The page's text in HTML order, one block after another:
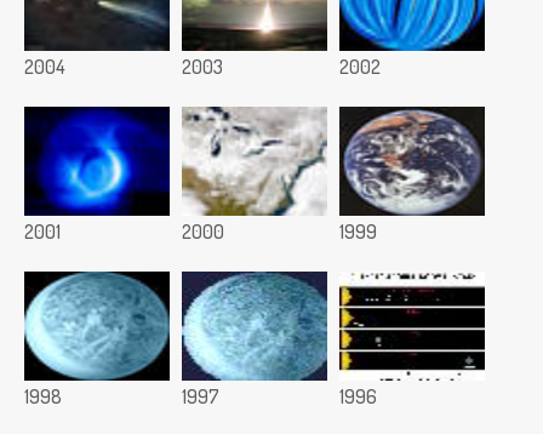
2004 2003 2002
2001 2000 1999
1998 1997 1996